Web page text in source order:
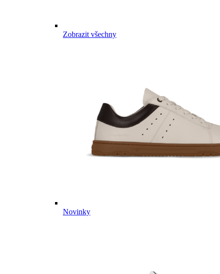
Zobrazit všechny
Novinky